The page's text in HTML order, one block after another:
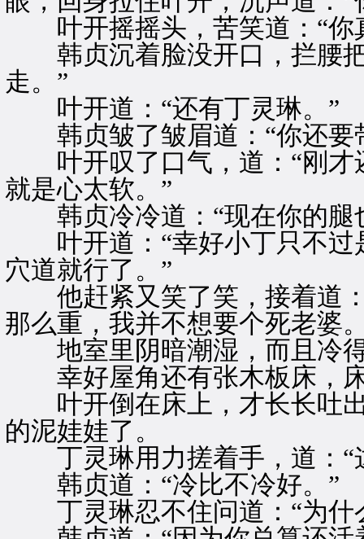
叶开摇摇头，苦笑道：“你
韩贞沉着脸没开口，拦腰把
走。”
叶开道：“还有丁灵琳。”
韩贞皱了皱眉道：“你还要
叶开叹了口气，道：“刚才
就是心太软。”
韩贞冷冷道：“现在你的腿
叶开道：“幸好小丁只不过
穴道就行了。”
他赶紧又笑了笑，接着道：
那么重，我并不想要个死老婆
地室里阴暗潮湿，而且冷
幸好屋角还有张木板床，床
叶开倒在床上，才长长吐出
的泥娃娃了。
丁灵琳用力搓着手，道：“
韩贞道：“冷比不冷好。”
丁灵琳忍不住问道：“为什